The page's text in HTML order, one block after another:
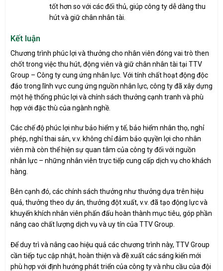
tốt hơn so với các đối thủ, giúp công ty dễ dàng thu
hút và giữ chân nhân tài.
Kết luận
Chương trình phúc lợi và thưởng cho nhân viên đóng vai trò then
chốt trong việc thu hút, động viên và giữ chân nhân tài tại TTV
Group – Công ty cung ứng nhân lực. Với tính chất hoạt động độc
đáo trong lĩnh vực cung ứng nguồn nhân lực, công ty đã xây dựng
một hệ thống phúc lợi và chính sách thưởng cạnh tranh và phù
hợp với đặc thù của ngành nghề.
Các chế độ phúc lợi như bảo hiểm y tế, bảo hiểm nhân thọ, nghỉ
phép, nghỉ thai sản, v.v. không chỉ đảm bảo quyền lợi cho nhân
viên mà còn thể hiện sự quan tâm của công ty đối với nguồn
nhân lực – những nhân viên trực tiếp cung cấp dịch vụ cho khách
hàng.
Bên cạnh đó, các chính sách thưởng như thưởng dựa trên hiệu
quả, thưởng theo dự án, thưởng đột xuất, v.v. đã tạo động lực và
khuyến khích nhân viên phấn đấu hoàn thành mục tiêu, góp phần
nâng cao chất lượng dịch vụ và uy tín của TTV Group.
Để duy trì và nâng cao hiệu quả các chương trình này, TTV Group
cần tiếp tục cập nhật, hoàn thiện và đề xuất các sáng kiến mới
phù hợp với định hướng phát triển của công ty và nhu cầu của đội